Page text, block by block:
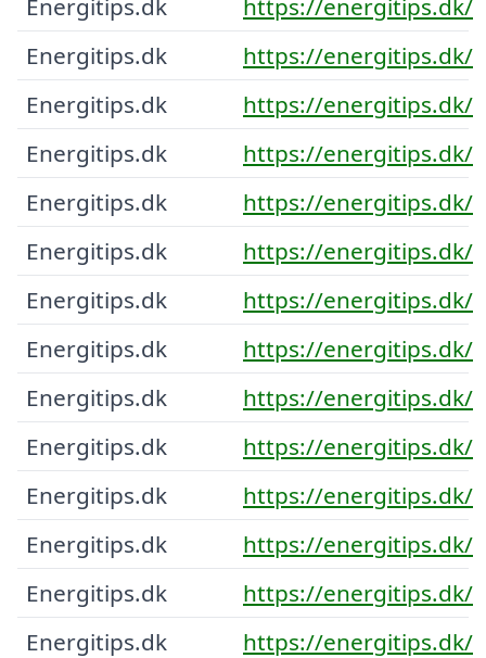
Energitips.dk
https://energitips.dk/
Energitips.dk
https://energitips.dk/
Energitips.dk
https://energitips.dk/
Energitips.dk
https://energitips.dk/
Energitips.dk
https://energitips.dk/
Energitips.dk
https://energitips.dk/
Energitips.dk
https://energitips.dk/
Energitips.dk
https://energitips.dk/
Energitips.dk
https://energitips.dk/
Energitips.dk
https://energitips.dk/
Energitips.dk
https://energitips.dk/
Energitips.dk
https://energitips.dk/
Energitips.dk
https://energitips.dk/
Energitips.dk
https://energitips.dk/